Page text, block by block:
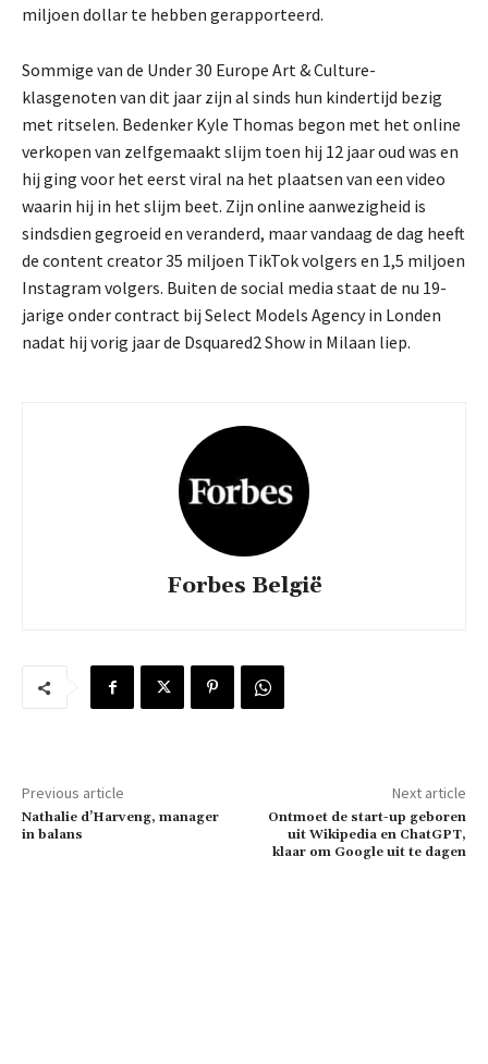
miljoen dollar te hebben gerapporteerd.
Sommige van de Under 30 Europe Art & Culture-
klasgenoten van dit jaar zijn al sinds hun kindertijd bezig
met ritselen. Bedenker Kyle Thomas begon met het online
verkopen van zelfgemaakt slijm toen hij 12 jaar oud was en
hij ging voor het eerst viral na het plaatsen van een video
waarin hij in het slijm beet. Zijn online aanwezigheid is
sindsdien gegroeid en veranderd, maar vandaag de dag heeft
de content creator 35 miljoen TikTok volgers en 1,5 miljoen
Instagram volgers. Buiten de social media staat de nu 19-
jarige onder contract bij Select Models Agency in Londen
nadat hij vorig jaar de Dsquared2 Show in Milaan liep.
Forbes België
Previous article
Nathalie d’Harveng, manager
in balans
Next article
Ontmoet de start-up geboren
uit Wikipedia en ChatGPT,
klaar om Google uit te dagen